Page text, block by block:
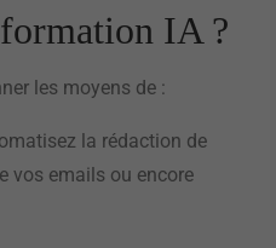
IA ?
les moyens de :
la rédaction de
vos emails ou encore